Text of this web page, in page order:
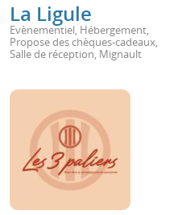
La Ligule
Evènementiel, Hébergement,
Propose des chèques-cadeaux,
Salle de réception, Mignault